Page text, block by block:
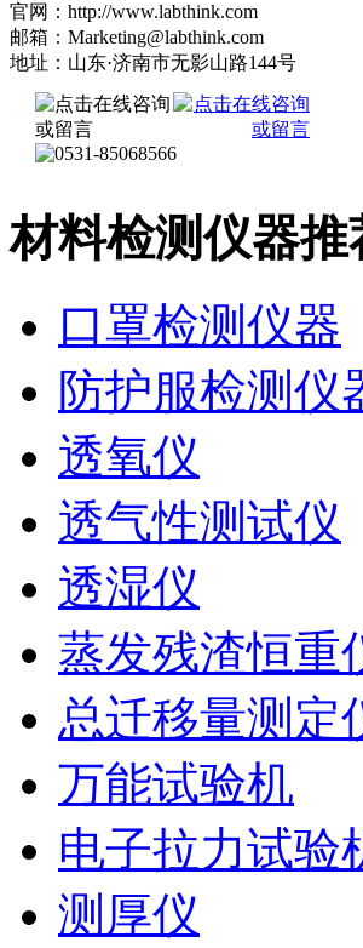
官网：http://www.labthink.com
邮箱：Marketing@labthink.com
地址：山东·济南市无影山路144号
材料检测仪器推
口罩检测仪器
防护服检测仪
透氧仪
透气性测试仪
透湿仪
蒸发残渣恒重
总迁移量测定
万能试验机
电子拉力试验
测厚仪